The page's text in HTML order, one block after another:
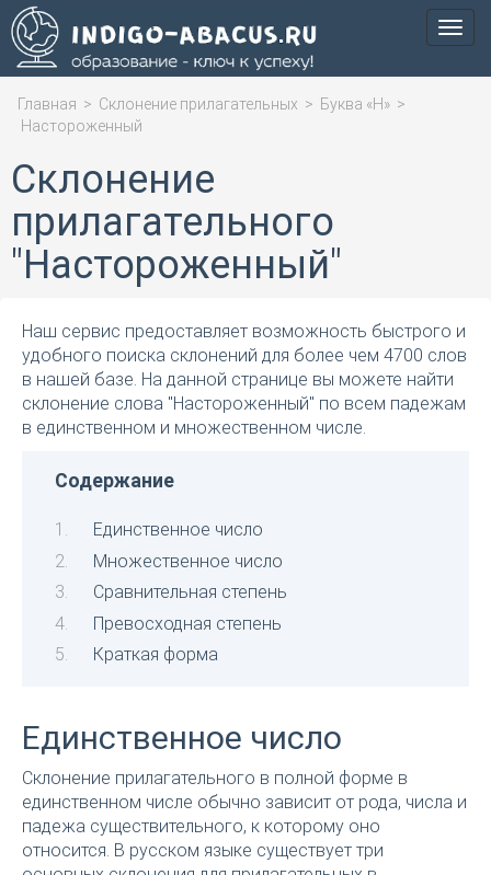
Меню
Главная > Склонение прилагательных > Буква «Н» >
Настороженный
Склонение
прилагательного
"Настороженный"
Наш сервис предоставляет возможность быстрого и
удобного поиска склонений для более чем 4700 слов
в нашей базе. На данной странице вы можете найти
склонение слова "Настороженный" по всем падежам
в единственном и множественном числе.
Содержание
Единственное число
Множественное число
Сравнительная степень
Превосходная степень
Краткая форма
Единственное число
Склонение прилагательного в полной форме в
единственном числе обычно зависит от рода, числа и
падежа существительного, к которому оно
относится. В русском языке существует три